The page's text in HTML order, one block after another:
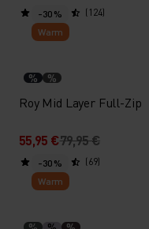
(124)
-30 %
Warm
% %
Roy Mid Layer Full-Zip
55,95 €79,95 €
(69)
-30 %
Warm